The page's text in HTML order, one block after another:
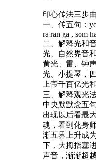
印心传法三步曲
一、传五句：
ra ran ga , som
二、解释光和
光、自然界音
黄光、雷、钟
光、小提琴，
上帝千百亿光
三、解释观光
中央默默念五
出现以后看最
魂，看到化身
渐五界上升成
下，大拇指塞
声音，渐渐超